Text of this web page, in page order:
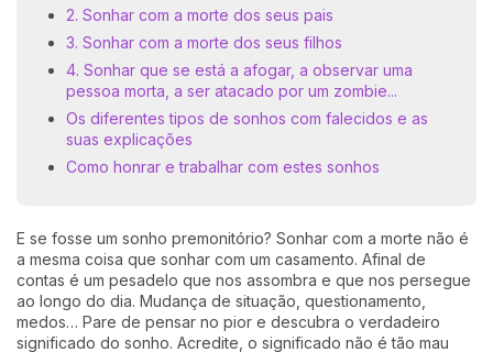
2. Sonhar com a morte dos seus pais
3. Sonhar com a morte dos seus filhos
4. Sonhar que se está a afogar, a observar uma
pessoa morta, a ser atacado por um zombie...
Os diferentes tipos de sonhos com falecidos e as
suas explicações
Como honrar e trabalhar com estes sonhos
E se fosse um sonho premonitório? Sonhar com a morte não é
a mesma coisa que sonhar com um casamento. Afinal de
contas é um pesadelo que nos assombra e que nos persegue
ao longo do dia. Mudança de situação, questionamento,
medos… Pare de pensar no pior e descubra o verdadeiro
significado do sonho. Acredite, o significado não é tão mau